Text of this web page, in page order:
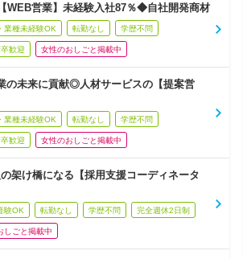
WEB営業】未経験入社87％◆自社開発商材
業種未経験OK 転勤なし 学歴不問
歓迎 女性のおしごと掲載中
の未来に貢献◎人材サービスの【提案営
業種未経験OK 転勤なし 学歴不問
歓迎 女性のおしごと掲載中
架け橋になる【採用支援コーディネータ
験OK 転勤なし 学歴不問 完全週休2日制
しごと掲載中